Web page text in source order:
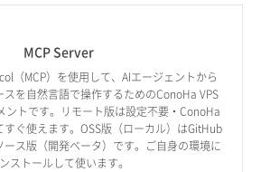
MCP Server
（MCP）を使用して、AIエージェントから
スを自然言語で操作するためのConoHa VPS
ントです。リモート版は設定不要・ConoHa
ぐ使えます。OSS版（ローカル）はGitHub
ス版（開発ベータ）です。ご自身の環境に
ストールして使います。